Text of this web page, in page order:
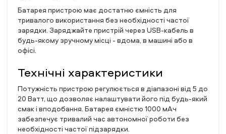
Батарея пристрою має достатню ємність для
тривалого використання без необхідності частої
зарядки. Заряджайте пристрій через USB-кабель в
будь-якому зручному місці - вдома, в машині або в
офісі.
Технічні характеристики
Потужність пристрою регулюється в діапазоні від 5 до
20 Ватт, що дозволяє налаштувати його під будь-який
смак і вподобання. Батарея ємністю 1000 мАч
забезпечує тривалий час автономної роботи без
необхідності частої підзарядки.